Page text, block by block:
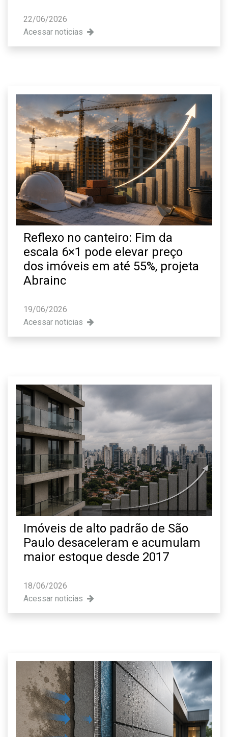
22/06/2026
Acessar noticias
Reflexo no canteiro: Fim da
escala 6×1 pode elevar preço
dos imóveis em até 55%, projeta
Abrainc
19/06/2026
Acessar noticias
Imóveis de alto padrão de São
Paulo desaceleram e acumulam
maior estoque desde 2017
18/06/2026
Acessar noticias